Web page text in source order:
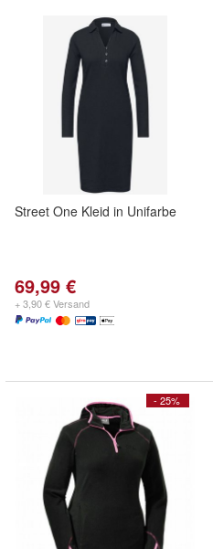
Street One Kleid in Unifarbe
69,99 €
+ 3,90 € Versand
- 25%